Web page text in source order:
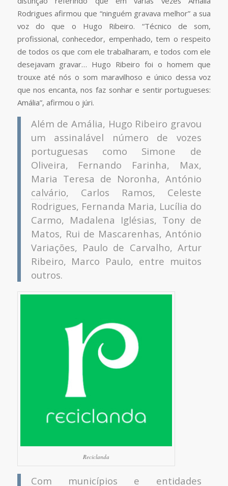
Rodrigues afirmou que “ninguém gravava melhor” a sua
voz do que o Hugo Ribeiro. “Técnico de som,
profissional, conhecedor, empenhado, tem o respeito
de todos os que com ele trabalharam, e todos com ele
desejavam gravar… Hugo Ribeiro foi o homem que
trouxe até nós o som maravilhoso e único dessa voz
que nos encanta, nos faz sonhar e sentir portugueses:
Amália”, afirmou o júri.
Além de Amália, Hugo Ribeiro gravou
um assinalável número de vozes
portuguesas como Simone de
Oliveira, Fernando Farinha, Max,
Maria Teresa de Noronha, António
calvário, Carlos Ramos, Celeste
Rodrigues, Fernanda Maria, Lucília do
Carmo, Madalena Iglésias, Tony de
Matos, Rui de Mascarenhas, António
Variações, Paulo de Carvalho, Artur
Ribeiro, Marco Paulo, entre muitos
outros.
Reciclanda
Com municípios e entidades